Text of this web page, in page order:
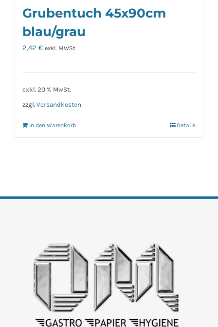
Grubentuch 45x90cm
blau/grau
2,42 € exkl. MWSt.
exkl. 20 % MwSt.
zzgl. Versandkosten
In den Warenkorb Details